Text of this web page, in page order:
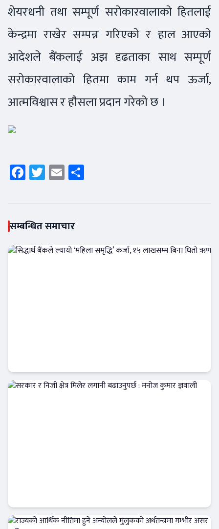
शेयरधनी तथा सम्पूर्ण सरोकारवालाको हितलाई
केन्द्रमा राखेर सम्पन्न गरिएको र हाल आएको
आदेशले बैंकलाई अझ दृढताका साथ सम्पूर्ण
सरोकारवालाको हितमा काम गर्न थप ऊर्जा,
आत्मविश्वास र हौसला प्रदान गरेको छ ।
Facebook
Twitter
Email
सम्बन्धित समाचार
Banner News
Banner News